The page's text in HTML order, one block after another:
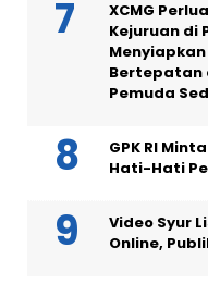
XCMG
Kejuruan di
Bertepatan
Pemuda
GPK RI
Hati-Hati
Video Syur
Online,